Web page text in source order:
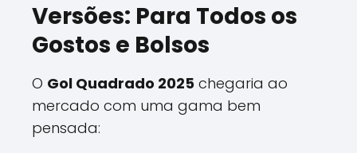
Versões: Para Todos os
Gostos e Bolsos
O Gol Quadrado 2025 chegaria ao
mercado com uma gama bem
pensada: